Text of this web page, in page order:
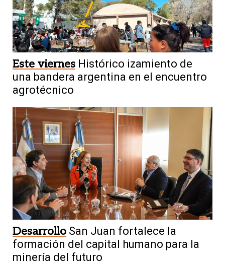
Este viernes Histórico izamiento de
una bandera argentina en el encuentro
agrotécnico
Desarrollo San Juan fortalece la
formación del capital humano para la
minería del futuro